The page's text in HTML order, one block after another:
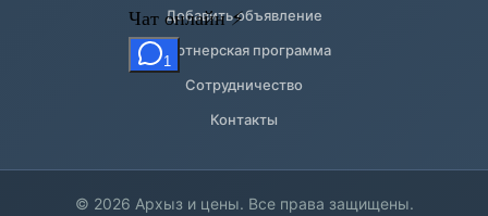
Добавить объявление
Партнерская программа
Сотрудничество
Контакты
© 2026 Архыз и цены. Все права защищены.